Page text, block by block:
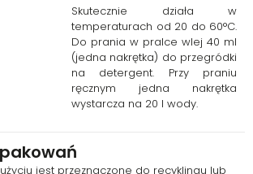
Skutecznie działa w
temperaturach od 20 do 60°C.
Do prania w pralce wlej 40 ml
(jedna nakrętka) do przegródki
na detergent. Przy praniu
ręcznym jedna nakrętka
wystarcza na 20 l wody.
jest przeznaczone do recyklingu lub